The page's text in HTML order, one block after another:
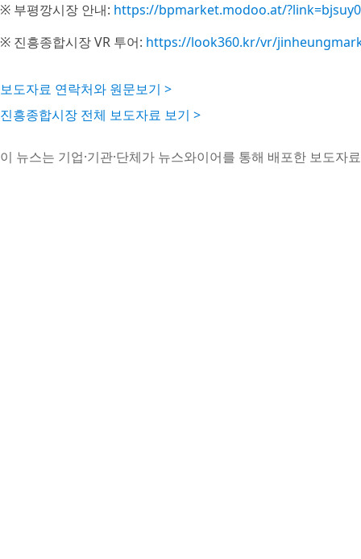
※ 부평깡시장 안내: https://bpmarket.modoo.at/
※ 진흥종합시장 VR 투어: https://look360.kr/vr/
보도자료 연락처와 원문보기 >
진흥종합시장 전체 보도자료 보기 >
이 뉴스는 기업·기관·단체가 뉴스와이어를 통해 배포한 보도자